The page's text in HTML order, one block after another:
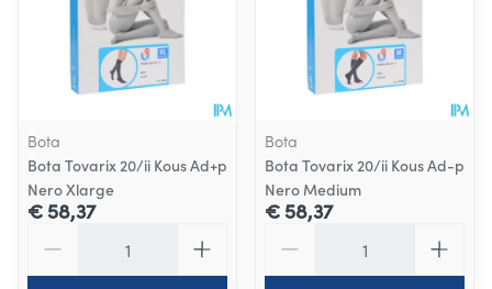
Bota
Bota Tovarix 20/ii Kous Ad+p
Nero Xlarge
€ 58,37
Bota
Bota Tovarix 20/ii Kous Ad-p
Nero Medium
€ 58,37